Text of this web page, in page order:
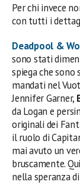
Per chi invece
con tutti i
Deadpool &
sono stati
spiega che
mandati nel
Jennifer Garner,
da Logan e
originali dei
il ruolo di
mai avuto un
bruscamente.
nella speranza